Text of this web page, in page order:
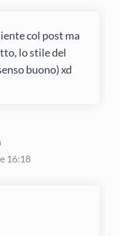
col post ma
lo stile del
buono) xd
16:18